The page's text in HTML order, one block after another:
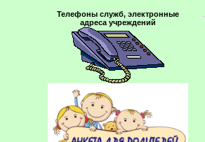
Телефоны служб, электронные
адреса учреждений